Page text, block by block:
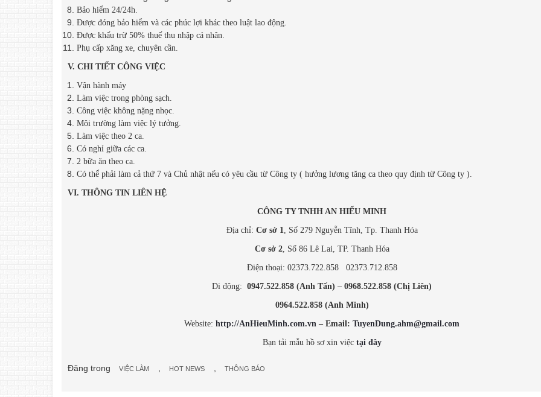
Bảo hiểm 24/24h.
Được đóng bảo hiểm và các phúc lợi khác theo luật lao động.
Được khấu trừ 50% thuế thu nhập cá nhân.
Phụ cấp xăng xe, chuyên cần.
V. CHI TIẾT CÔNG VIỆC
Vận hành máy
Làm việc trong phòng sạch.
Công việc không nặng nhọc.
Môi trường làm việc lý tưởng.
Làm việc theo 2 ca.
Có nghỉ giữa các ca.
2 bữa ăn theo ca.
Có thể phải làm cả thứ 7 và Chủ nhật nếu có yêu cầu từ Công ty ( hưởng lương tăng ca theo quy định từ Công ty ).
VI. THÔNG TIN LIÊN HỆ
CÔNG TY TNHH AN HIỂU MINH
Địa chỉ: Cơ sở 1 , Số 279 Nguyễn Tĩnh, Tp. Thanh Hóa
Cơ sở 2, Số 86 Lê Lai, TP. Thanh Hóa
Điện thoại: 02373.722.858 02373.712.858
Di động:0947.522.858 (Anh Tấn) – 0968.522.858 (Chị Liên)
0964.522.858 (Anh Minh)
Website:http://AnHieuMinh.com.vn – Email:TuyenDung.ahm@gmail.com
Bạn tải mẫu hồ sơ xin việc tại đây
Đăng trong VIỆC LÀM HOT NEWS THÔNG BÁO